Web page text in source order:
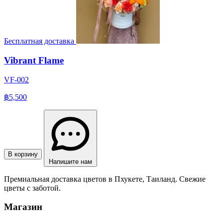
Бесплатная доставка
Vibrant Flame
VF-002
฿5,500
В корзину
Напишите нам
Премиальная доставка цветов в Пхукете, Таиланд. Свежие
цветы с заботой.
Магазин